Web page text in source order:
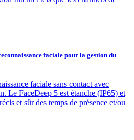
faciale pour la gestion du
faciale sans contact avec
Le FaceDeep 5 est étanche (IP65) et
et sûr des temps de présence et/ou